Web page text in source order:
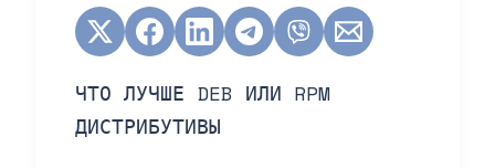
ЧТО ЛУЧШЕ DEB ИЛИ RPM
ДИСТРИБУТИВЫ